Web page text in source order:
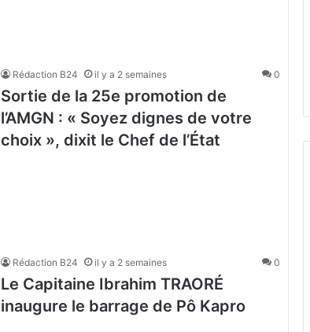
Rédaction B24 il y a 2 semaines 0
‎Sortie de la 25e promotion de
l’AMGN : « Soyez dignes de votre
choix », dixit le Chef de l’État
Rédaction B24 il y a 2 semaines 0
Le Capitaine Ibrahim TRAORÉ
inaugure le barrage de Pô Kapro